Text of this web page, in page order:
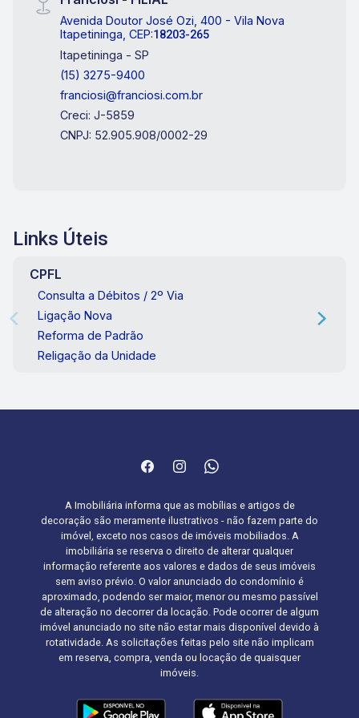
Avenida Doutor José Ozi, 400 - Vila Nova
Itapetininga, CEP:18203-265
Itapetininga - SP
(15) 3275-9400
franciosi@franciosi.com.br
Creci: J-5859
CNPJ: 52.905.908/0002-29
Links Úteis
CPFL
Consulta a Débitos / 2º Via
Ligação Nova
Reforma de Padrão
Religação da Unidade
A Imobiliária informa que as mobílias e artigos de
decoração são meramente ilustrativos - não fazem parte do
imóvel, exceto nos casos de imóveis mobiliados. A
imobiliária se reserva o direito de alterar qualquer
informação referente aos valores e dados de seus imóveis
sem aviso prévio. O valor anunciado do condomínio é
aproximado, podendo ser maior, menor ou mesmo passível
de alteração no decorrer da locação. Pode ocorrer de algum
imóvel anunciado no site não estar mais disponível devido à
rotatividade. As solicitações feitas pelo site não implicam
em reserva, compra, venda ou locação de quaisquer
imóveis.